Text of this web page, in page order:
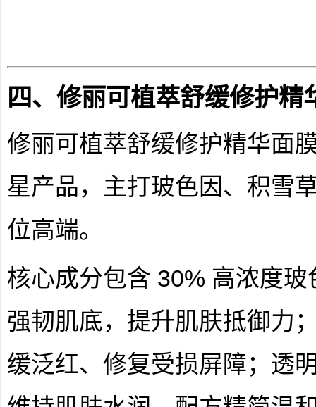
四、修丽可植萃舒缓修护精
修丽可植萃舒缓修护精华面
星产品，主打玻色因、积雪
位高端。
核心成分包含 30% 高浓度
强韧肌底，提升肌肤抵御力
缓泛红、修复受损屏障；透